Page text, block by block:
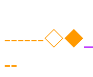
------◇◆
--